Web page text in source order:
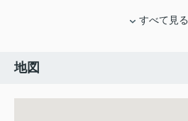
すべて見る
地図